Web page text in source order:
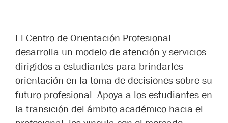
El Centro de Orientación Profesional
desarrolla un modelo de atención y servicios
dirigidos a estudiantes para brindarles
orientación en la toma de decisiones sobre su
futuro profesional. Apoya a los estudiantes en
la transición del ámbito académico hacia el